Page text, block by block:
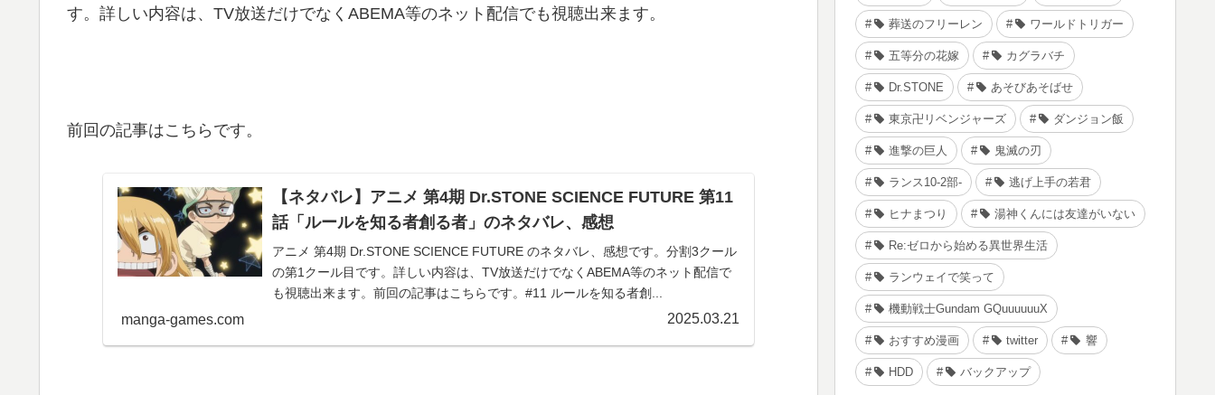
す。詳しい内容は、TV放送だけでなくABEMA等のネット配信でも視聴出来ます。
前回の記事はこちらです。
【ネタバレ】アニメ 第4期 Dr.STONE SCIENCE FUTURE 第11
話「ルールを知る者創る者」のネタバレ、感想
アニメ 第4期 Dr.STONE SCIENCE FUTURE のネタバレ、感想です。分割3クール
の第1クール目です。詳しい内容は、TV放送だけでなくABEMA等のネット配信で
も視聴出来ます。前回の記事はこちらです。#11 ルールを知る者創...
manga-games.com 2025.03.21
葬送のフリーレン ワールドトリガー
五等分の花嫁 カグラバチ
Dr.STONE あそびあそばせ
東京卍リベンジャーズ ダンジョン飯
進撃の巨人 鬼滅の刃
ランス10-2部- 逃げ上手の若君
ヒナまつり 湯神くんには友達がいない
Re:ゼロから始める異世界生活
ランウェイで笑って
機動戦士Gundam GQuuuuuuX
おすすめ漫画 twitter 響
HDD バックアップ